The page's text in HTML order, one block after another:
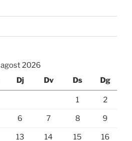
agost 2026
Dj Dv Ds Dg
1 2
6 7 8 9
13 14 15 16